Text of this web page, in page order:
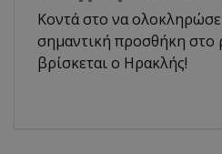
Κοντά στο να
σημαντική προσθήκη στο
βρίσκεται ο Ηρακλής!